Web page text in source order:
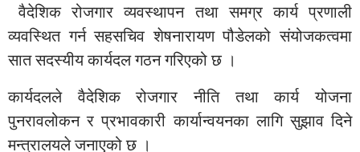
वैदेशिक रोजगार व्यवस्थापन तथा समग्र कार्य प्रणाली
व्यवस्थित गर्न सहसचिव शेषनारायण पौडेलको संयोजकत्वमा
सात सदस्यीय कार्यदल गठन गरिएको छ ।
कार्यदलले वैदेशिक रोजगार नीति तथा कार्य योजना
पुनरावलोकन र प्रभावकारी कार्यान्वयनका लागि सुझाव दिने
मन्त्रालयले जनाएको छ ।